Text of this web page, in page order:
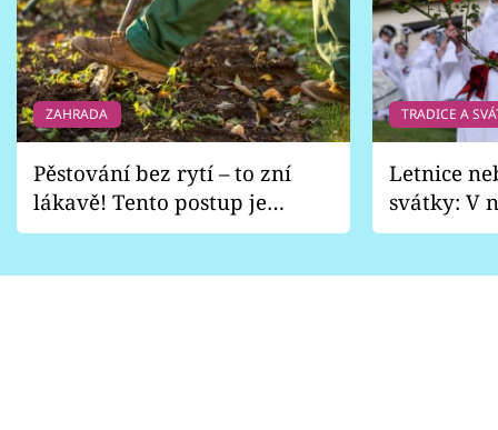
ZAHRADA
Pěstování bez rytí – to zní
lákavě! Tento postup je
vhodný jen pro některé
TRADICE A
Letnice
svátky: V
pondělí